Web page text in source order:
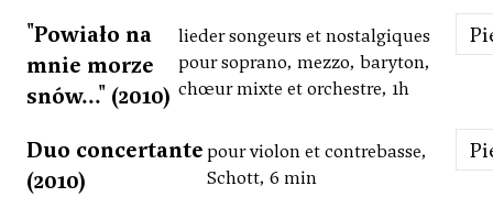
"Powiało na
mnie morze
snów..." (2010)
lieder songeurs et nostalgiques
pour soprano, mezzo, baryton,
chœur mixte et orchestre, 1h
Duo concertante
(2010)
pour violon et contrebasse,
Schott, 6 min